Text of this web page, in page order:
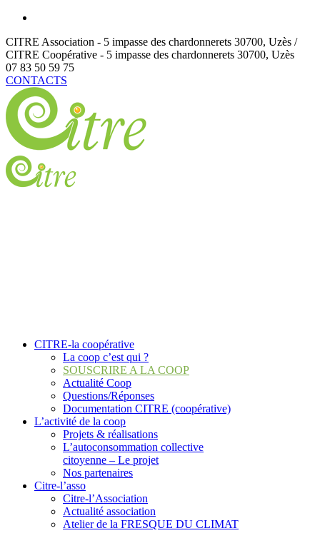
CITRE Association - 5 impasse des chardonnerets 30700, Uzès /
CITRE Coopérative - 5 impasse des chardonnerets 30700, Uzès
07 83 50 59 75
CONTACTS
CITRE-la coopérative
La coop c’est qui ?
SOUSCRIRE A LA COOP
Actualité Coop
Questions/Réponses
Documentation CITRE (coopérative)
L’activité de la coop
Projets & réalisations
L’autoconsommation collective
citoyenne – Le projet
Nos partenaires
Citre-l’asso
Citre-l’Association
Actualité association
Atelier de la FRESQUE DU CLIMAT